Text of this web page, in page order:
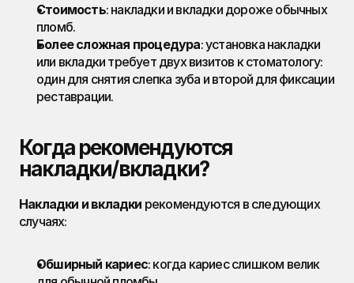
Стоимость: накладки и вкладки дороже обычных
пломб.
Более сложная процедура: установка накладки
или вкладки требует двух визитов к стоматологу:
один для снятия слепка зуба и второй для фиксации
реставрации.
Когда рекомендуются
накладки/вкладки?
Накладки и вкладки рекомендуются в следующих
случаях:
Обширный кариес: когда кариес слишком велик